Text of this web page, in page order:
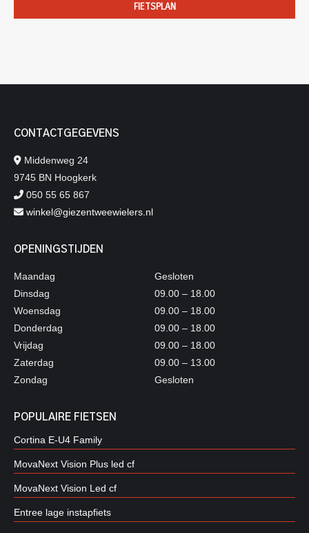
FIETSPLAN
CONTACTGEGEVENS
Middenweg 24
9745 BN Hoogkerk
050 55 65 867
winkel@giezentweewielers.nl
OPENINGSTIJDEN
Maandag
Dinsdag
Woensdag
Donderdag
Vrijdag
Zaterdag
Zondag
Gesloten
09.00 – 18.00
09.00 – 18.00
09.00 – 18.00
09.00 – 18.00
09.00 – 13.00
Gesloten
POPULAIRE FIETSEN
Cortina E-U4 Family
MovaNext Vision Plus led cf
MovaNext Vision Led cf
Entree lage instapfiets